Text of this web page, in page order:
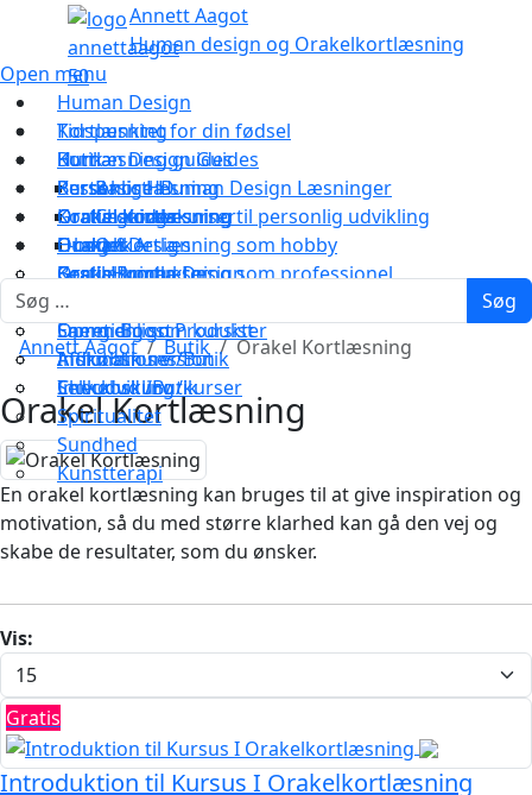
Annett Aagot
Human design og Orakelkortlæsning
Open menu
Human Design
Tidspunktet for din fødsel
Human Design Guides
Basis HD
Chakraer
Q & A
Bestil Human Design
Kortlæsning
Kortlæsning guides
Bestil kortlæsning
Kortlæsningskurser
Butik
Personlige Human Design Læsninger
Orakel Kortlæsning
E-bøger
Gratis Produkter
Alle produkter
Sammenlign Produkter
Indkøbskurv /Butik
Check ud /Butik
Kurser
Orakel kortlæsning til personlig udvikling
Orakel kortlæsning som hobby
Orakel kortlæsning som professionel
Min kursusside
Opret dig som kursist
Afslut din session
Indkøbskurv /kurser
Gratis guides
Human Design
Kortlæsning
Anbefalinger
Energi Boost
Affirmationer
Selvudvikling
Spiritualitet
Sundhed
Kunstterapi
Oraklet
Søg
Søg
Annett Aagot
Butik Orakel Kortlæsning
Orakel Kortlæsning
En orakel kortlæsning kan bruges til at give inspiration og
motivation, så du med større klarhed kan gå den vej og
skabe de resultater, som du ønsker.
Vis:
Gratis
Introduktion til Kursus I Orakelkortlæsning